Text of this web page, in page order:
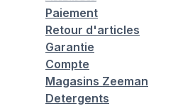
Paiement
Retour d'articles
Garantie
Compte
Magasins Zeeman
Detergents